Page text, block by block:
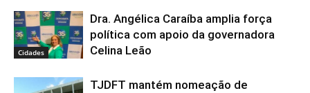
Cidades
Dra. Angélica Caraíba amplia força
política com apoio da governadora
Celina Leão
TJDFT mantém nomeação de